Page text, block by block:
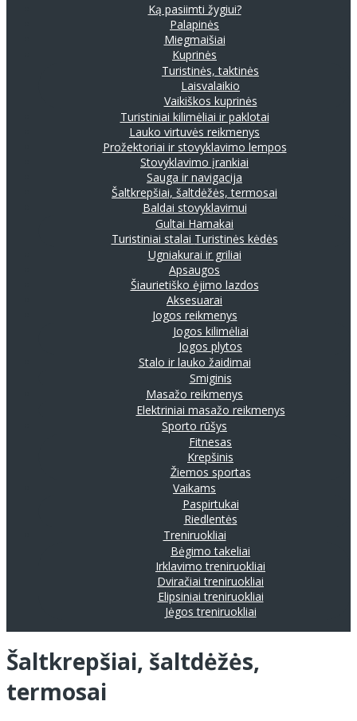
Ką pasiimti žygiui?
Palapinės
Miegmaišiai
Kuprinės
Turistinės, taktinės
Laisvalaikio
Vaikiškos kuprinės
Turistiniai kilimėliai ir paklotai
Lauko virtuvės reikmenys
Prožektoriai ir stovyklavimo lempos
Stovyklavimo įrankiai
Sauga ir navigacija
Šaltkrepšiai, šaltdėžės, termosai
Baldai stovyklavimui
Gultai Hamakai
Turistiniai stalai Turistinės kėdės
Ugniakurai ir griliai
Apsaugos
Šiaurietiško ėjimo lazdos
Aksesuarai
Jogos reikmenys
Jogos kilimėliai
Jogos plytos
Stalo ir lauko žaidimai
Smiginis
Masažo reikmenys
Elektriniai masažo reikmenys
Sporto rūšys
Fitnesas
Krepšinis
Žiemos sportas
Vaikams
Paspirtukai
Riedlentės
Treniruokliai
Bėgimo takeliai
Irklavimo treniruokliai
Dviračiai treniruokliai
Elipsiniai treniruokliai
Jėgos treniruokliai
Šaltkrepšiai, šaltdėžės,
termosai